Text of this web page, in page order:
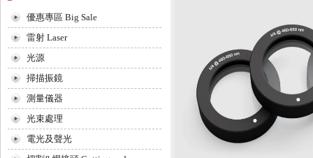
優惠專區 Big Sale
雷射 Laser
光源
掃描振鏡
測量儀器
光束處理
電光及聲光